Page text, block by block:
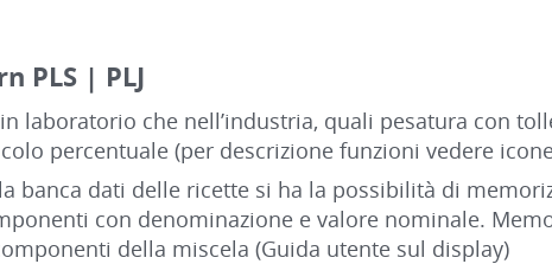
PLS | PLJ
laboratorio che nell’industria, quali pesatura con
percentuale (per descrizione funzioni vedere
banca dati delle ricette si ha la possibilità di
con denominazione e valore nominale.
della miscela (Guida utente sul display)